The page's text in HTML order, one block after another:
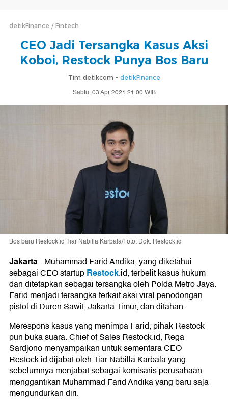
detikFinance Fintech
CEO Jadi Tersangka Kasus Aksi
Koboi, Restock Punya Bos Baru
Tim detikcom - detikFinance
Sabtu, 03 Apr 2021 21:00 WIB
Bos baru Restock.id Tiar Nabilla Karbala/Foto: Dok. Restock.id
Jakarta-Muhammad Farid Andika, yang diketahui
sebagai CEO startupRestock.id, terbelit kasus hukum
dan ditetapkan sebagai tersangka oleh Polda Metro Jaya.
Farid menjadi tersangka terkait aksi viral penodongan
pistol di Duren Sawit, Jakarta Timur, dan ditahan.
Merespons kasus yang menimpa Farid, pihak Restock
pun buka suara. Chief of Sales Restock.id, Rega
Sardjono menyampaikan untuk sementara CEO
Restock.id dijabat oleh Tiar Nabilla Karbala yang
sebelumnya menjabat sebagai komisaris perusahaan
menggantikan Muhammad Farid Andika yang baru saja
mengundurkan diri.